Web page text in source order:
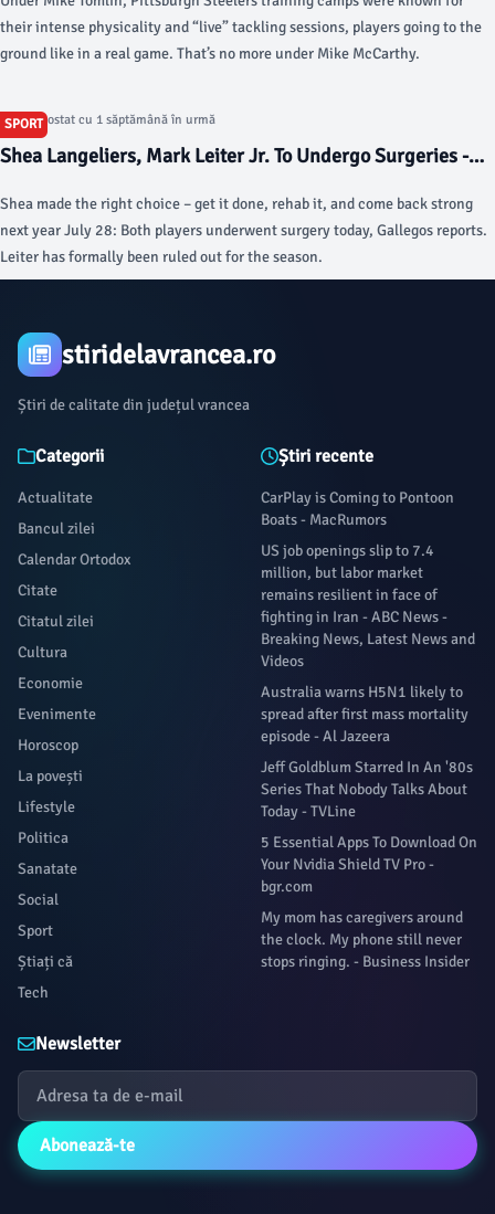
vdShow = document.getElementById('vdt_show'), vdHide =
document.getElementById('vdt_hide'); } vdContainer.hidden =
show/hide elements if (vdContainer.hidden) { vdShow.hidden = false;
vdHide.hidden = false; } }); function fireCaptionAnalytics () { let analytics =
document.getElementById("pageAnalytics"); try { if (analytics) {
} else { if (window.newrelic) window.newrelic.noticeError('page analytics
catch (e) { if (window.newrelic) window.newrelic.noticeError(e); } } }());
delivering quality starts when the Brewers need them mostRookie Shane
their intense physicality and “live” tackling sessions, players going to the
ground like in a real game. That’s no more under Mike McCarthy.
SPORT
Articol postat cu 1 săptămână în urmă
Shea Langeliers, Mark Leiter Jr. To Undergo Surgeries -
Shea made the right choice – get it done, rehab it, and come back strong
next year July 28: Both players underwent surgery today, Gallegos reports.
Leiter has formally been ruled out for the season.
stiridelavrancea.ro
Știri de calitate din județul vrancea
Categorii
Actualitate
Bancul zilei
Calendar Ortodox
Citate
Citatul zilei
Cultura
Economie
Evenimente
Horoscop
La povești
Lifestyle
Politica
Sanatate
Social
Sport
Știați că
Tech
Știri recente
CarPlay is Coming to Pontoon
Boats - MacRumors
US job openings slip to 7.4
million, but labor market
remains resilient in face of
fighting in Iran - ABC News -
Breaking News, Latest News and
Videos
Australia warns H5N1 likely to
spread after first mass mortality
episode - Al Jazeera
Jeff Goldblum Starred In An '80s
Series That Nobody Talks About
Today - TVLine
5 Essential Apps To Download On
Your Nvidia Shield TV Pro -
bgr.com
My mom has caregivers around
the clock. My phone still never
stops ringing. - Business Insider
Newsletter
Abonează-te